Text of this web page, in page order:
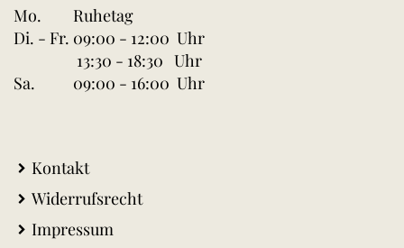
Mo.
Ruhetag
Di. - Fr. 09:00 - 12:00 Uhr
13:30 - 18:30 Uhr
Sa.
09:00 - 16:00 Uhr
Kontakt
Widerrufsrecht
Impressum